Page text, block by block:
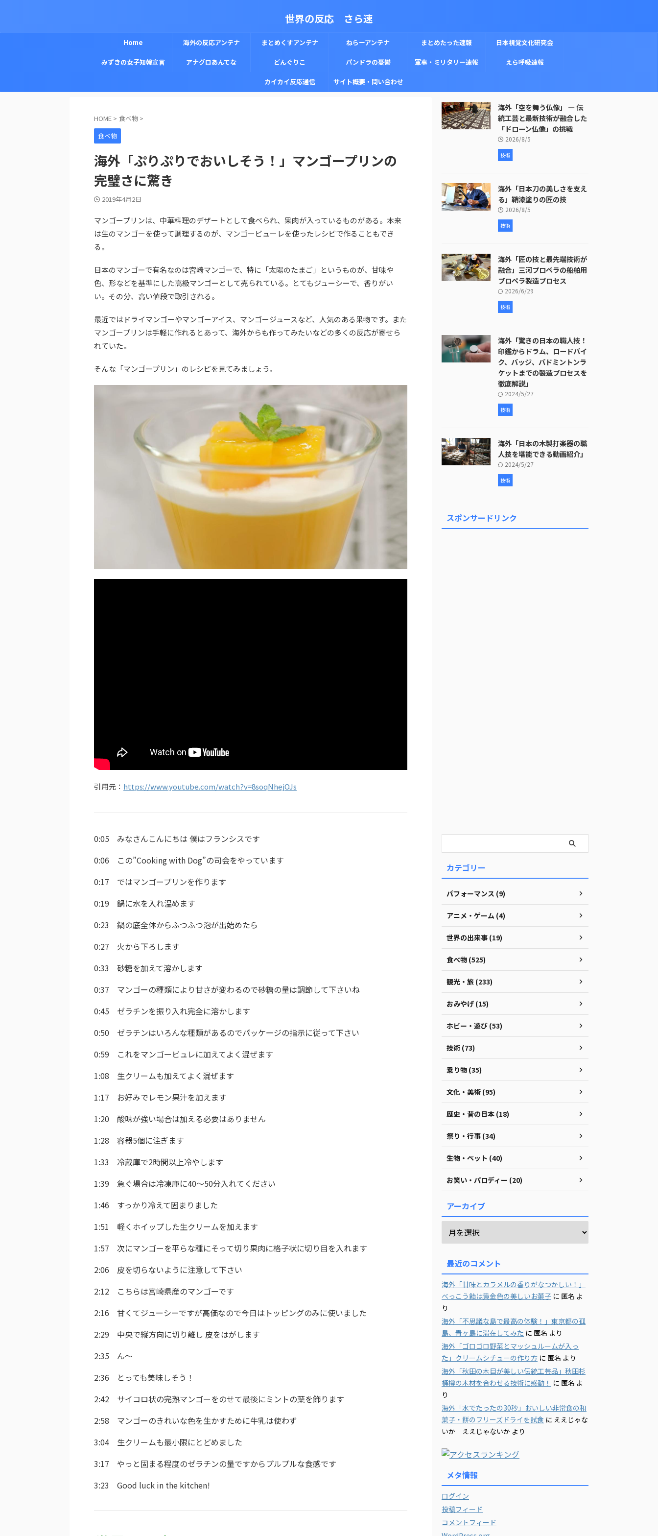
世界の反応 さら速
Home 海外の反応アンテナ まとめくすアンテナ ねらーアンテナ まとめたった速報 日本視覚文化研究会
みずきの女子知韓宣言 アナグロあんてな どんぐりこ パンドラの憂鬱 軍事・ミリタリー速報 えら呼吸速報
カイカイ反応通信 サイト概要・問い合わせ
HOME > 食べ物 >
食べ物
海外「ぷりぷりでおいしそう！」マンゴープリンの
完璧さに驚き
2019年4月2日
マンゴープリンは、中華料理のデザートとして食べられ、果肉が入っているものがある。本来
は生のマンゴーを使って調理するのが、マンゴーピューレを使ったレシピで作ることもでき
る。
日本のマンゴーで有名なのは宮崎マンゴーで、特に「太陽のたまご」というものが、甘味や
色、形などを基準にした高級マンゴーとして売られている。とてもジューシーで、香りがい
い。その分、高い値段で取引される。
最近ではドライマンゴーやマンゴーアイス、マンゴージュースなど、人気のある果物です。また
マンゴープリンは手軽に作れるとあって、海外からも作ってみたいなどの多くの反応が寄せら
れていた。
そんな「マンゴープリン」のレシピを見てみましょう。
引用元： https://www.youtube.com/watch?v=8soqNhejOJs
0:05 みなさんこんにちは 僕はフランシスです
0:06 この”Cooking with Dog”の司会をやっています
0:17 ではマンゴープリンを作ります
0:19 鍋に水を入れ温めます
0:23 鍋の底全体からふつふつ泡が出始めたら
0:27 火から下ろします
0:33 砂糖を加えて溶かします
0:37 マンゴーの種類により甘さが変わるので砂糖の量は調節して下さいね
0:45 ゼラチンを振り入れ完全に溶かします
0:50 ゼラチンはいろんな種類があるのでパッケージの指示に従って下さい
0:59 これをマンゴーピュレに加えてよく混ぜます
1:08 生クリームも加えてよく混ぜます
1:17 お好みでレモン果汁を加えます
1:20 酸味が強い場合は加える必要はありません
1:28 容器5個に注ぎます
1:33 冷蔵庫で2時間以上冷やします
1:39 急ぐ場合は冷凍庫に40〜50分入れてください
1:46 すっかり冷えて固まりました
1:51 軽くホイップした生クリームを加えます
1:57 次にマンゴーを平らな種にそって切り果肉に格子状に切り目を入れます
2:06 皮を切らないように注意して下さい
2:12 こちらは宮崎県産のマンゴーです
2:16 甘くてジューシーですが高価なので今日はトッピングのみに使いました
2:29 中央で縦方向に切り離し 皮をはがします
2:35 ん〜
2:36 とっても美味しそう！
2:42 サイコロ状の完熟マンゴーをのせて最後にミントの葉を飾ります
2:58 マンゴーのきれいな色を生かすために牛乳は使わず
3:04 生クリームも最小限にとどめました
3:17 やっと固まる程度のゼラチンの量ですからプルプルな食感です
3:23 Good luck in the kitchen!
海外「空を舞う仏像」 ― 伝
統工芸と最新技術が融合した
「ドローン仏像」の挑戦
2026/8/5
技術
海外「日本刀の美しさを支え
る」鞘漆塗りの匠の技
2026/8/5
技術
海外「匠の技と最先端技術が
融合」三河プロペラの船舶用
プロペラ製造プロセス
2026/6/29
技術
海外「驚きの日本の職人技！
印鑑からドラム、ロードバイ
ク、バッジ、バドミントンラ
ケットまでの製造プロセスを
徹底解説」
2024/5/27
技術
海外「日本の木製打楽器の職
人技を堪能できる動画紹介」
2024/5/27
技術
スポンサードリンク
カテゴリー
パフォーマンス (9)
アニメ・ゲーム (4)
世界の出来事 (19)
食べ物 (525)
観光・旅 (233)
おみやげ (15)
ホビー・遊び (53)
技術 (73)
乗り物 (35)
文化・美術 (95)
歴史・昔の日本 (18)
祭り・行事 (34)
生物・ペット (40)
お笑い・パロディー (20)
アーカイブ
最近のコメント
海外「甘味とカラメルの香りがなつかしい！」
べっこう飴は黄金色の美しいお菓子 に 匿名 よ
り
海外「不思議な島で最高の体験！」東京都の孤
島、青ヶ島に滞在してみた に 匿名 より
海外「ゴロゴロ野菜とマッシュルームが入っ
た」クリームシチューの作り方 に 匿名 より
海外「秋田の木目が美しい伝統工芸品」秋田杉
桶樽の木材を合わせる技術に感動！ に 匿名 よ
り
海外「水でたったの30秒」おいしい非常食の和
菓子・餅のフリーズドライを試食 に ええじゃな
いか ええじゃないか より
メタ情報
ログイン
投稿フィード
コメントフィード